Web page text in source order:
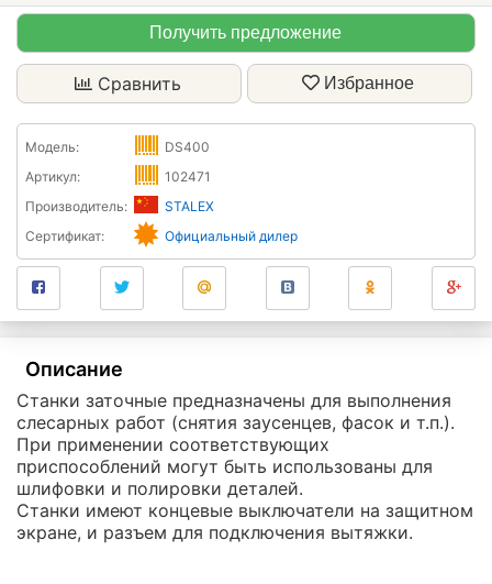
Получить предложение
Сравнить Избранное
Модель:
DS400
Артикул:
102471
Производитель:
STALEX
Сертификат:
Официальный дилер
Описание
Станки заточные предназначены для выполнения
слесарных работ (снятия заусенцев, фасок и т.п.).
При применении соответствующих
приспособлений могут быть использованы для
шлифовки и полировки деталей.
Станки имеют концевые выключатели на защитном
экране, и разъем для подключения вытяжки.